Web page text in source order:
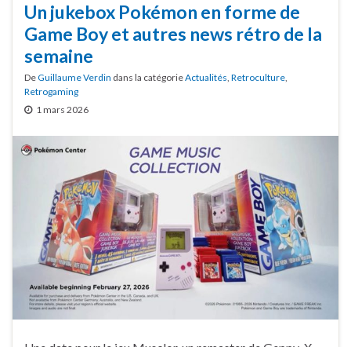
Un jukebox Pokémon en forme de
Game Boy et autres news rétro de la
semaine
DeGuillaume Verdin dans la catégorieActualités, Retroculture,
Retrogaming
1 mars 2026